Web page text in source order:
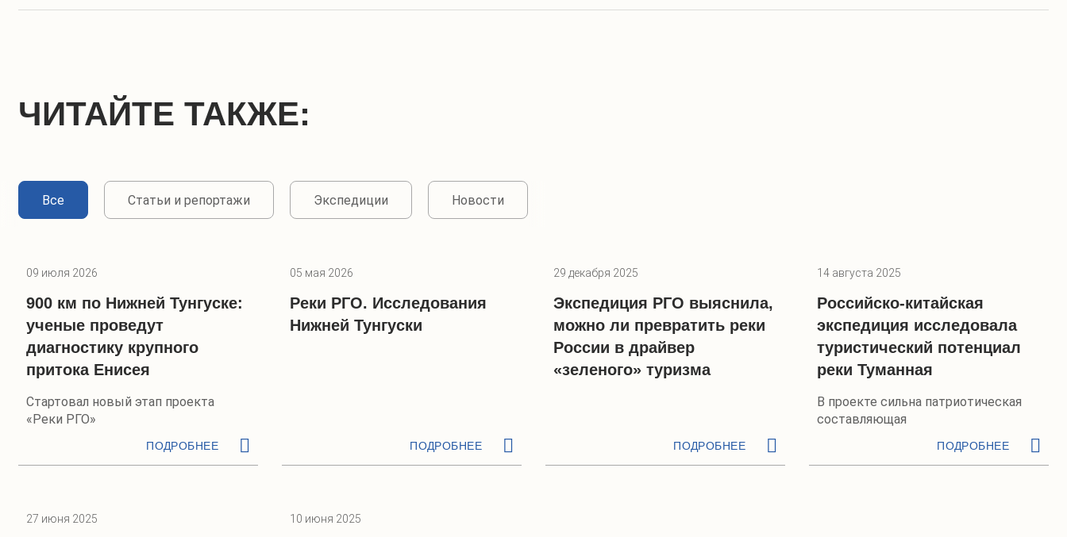
ЧИТАЙТЕ ТАКЖЕ:
Все Статьи и репортажи Экспедиции Новости
09 июля 2026
900 км по Нижней Тунгуске:
ученые проведут
диагностику крупного
притока Енисея
Стартовал новый этап проекта
«Реки РГО»
ПОДРОБНЕЕ
05 мая 2026
Реки РГО. Исследования
Нижней Тунгуски
ПОДРОБНЕЕ
29 декабря 2025
Экспедиция РГО выяснила,
можно ли превратить реки
России в драйвер
«зеленого» туризма
ПОДРОБНЕЕ
14 августа 2025
Российско-китайская
экспедиция исследовала
туристический потенциал
реки Туманная
В проекте сильна патриотическая
составляющая
ПОДРОБНЕЕ
27 июня 2025 10 июня 2025